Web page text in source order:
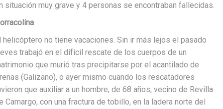
situación muy grave y 4 personas se encontraban fallecidas.
helicóptero no tiene vacaciones. Sin ir más lejos el pasado
trabajó en el difícil rescate de los cuerpos de un
que murió tras precipitarse por el acantilado de
(Galizano), o ayer mismo cuando los rescatadores
que auxiliar a un hombre, de 68 años, vecino de Revilla
Camargo, con una fractura de tobillo, en la ladera norte del